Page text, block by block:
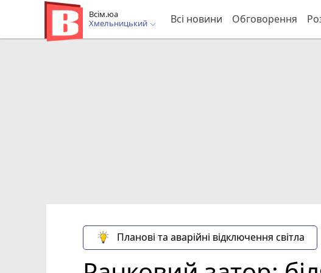
Всім.юа
Хмельницький
Всі новини Обговорення
Планові та аварійні відключення світла